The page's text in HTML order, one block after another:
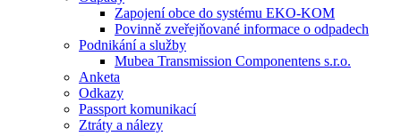
Zapojení obce do systému EKO-KOM
Povinně zveřejňované informace o odpadech
Podnikání a služby
Mubea Transmission Componentens s.r.o.
Anketa
Odkazy
Passport komunikací
Ztráty a nálezy